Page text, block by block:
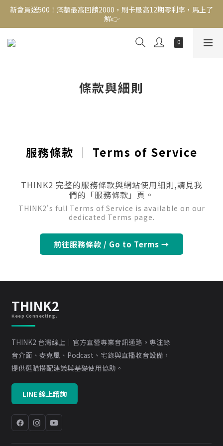
新會員送500！滿額最高回饋2000，刷卡最高12期零利率，馬上了
解👉
新會員送500！滿額最高回饋2000，刷卡最高12期零利率，馬上了
解👉
結帳頁選zingala銀角零卡分期，輕鬆打包
條款與細則
服務條款 ｜ Terms of Service
THINK2 完整的服務條款與網站使用細則,請見我
們的「服務條款」頁。
THINK2's full Terms of Service is available on our
dedicated Terms page.
前往服務條款 / Go to Terms →
THINK2
Keep Connecting.
THINK2 台灣線上｜官方直營專業音訊通路。專注錄
音介面、麥克風、Podcast、宅錄與直播收音設備，
提供選購搭配建議與基礎使用協助。
LINE 線上諮詢